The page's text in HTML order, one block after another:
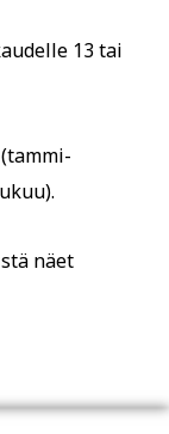
13 tai
näet